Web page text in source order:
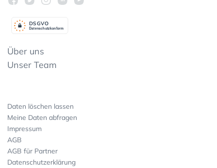
Datenschutzkonform
DSGVO
Über uns
Unser Team
Daten löschen lassen
Meine Daten abfragen
Impressum
AGB
AGB für Partner
Datenschutzerklärung